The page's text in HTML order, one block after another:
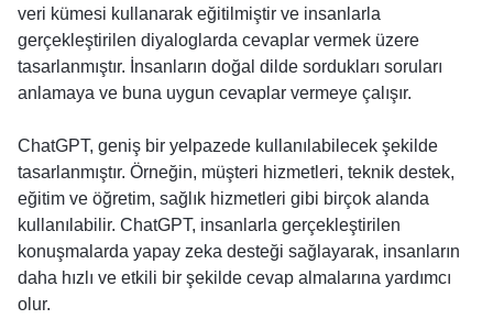
veri kümesi kullanarak eğitilmiştir ve insanlarla
gerçekleştirilen diyaloglarda cevaplar vermek üzere
tasarlanmıştır. İnsanların doğal dilde sordukları soruları
anlamaya ve buna uygun cevaplar vermeye çalışır.
ChatGPT, geniş bir yelpazede kullanılabilecek şekilde
tasarlanmıştır. Örneğin, müşteri hizmetleri, teknik destek,
eğitim ve öğretim, sağlık hizmetleri gibi birçok alanda
kullanılabilir. ChatGPT, insanlarla gerçekleştirilen
konuşmalarda yapay zeka desteği sağlayarak, insanların
daha hızlı ve etkili bir şekilde cevap almalarına yardımcı
olur.